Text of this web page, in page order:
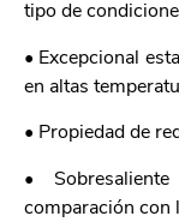
tipo de
• Excepcional
en altas
• Propiedad de
•
comparación con